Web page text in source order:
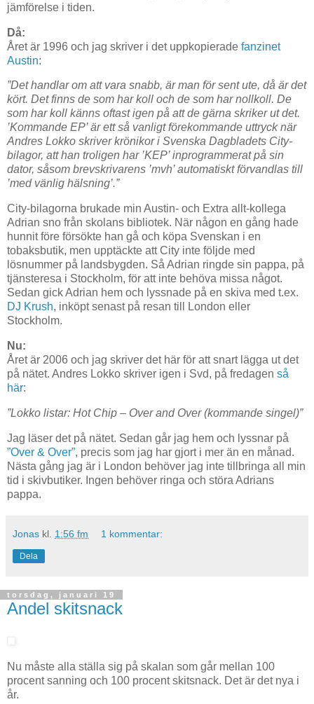
jämförelse i tiden.
Då:
Året är 1996 och jag skriver i det uppkopierade fanzinet
Austin:
”Det handlar om att vara snabb, är man för sent ute, då är det
kört. Det finns de som har koll och de som har nollkoll. De
som har koll känns oftast igen på att de gärna skriker ut det.
’Kommande EP’ är ett så vanligt förekommande uttryck när
Andres Lokko skriver krönikor i Svenska Dagbladets City-
bilagor, att han troligen har ’KEP’ inprogrammerat på sin
dator, såsom brevskrivarens ’mvh’ automatiskt förvandlas till
’med vänlig hälsning’.”
City-bilagorna brukade min Austin- och Extra allt-kollega
Adrian sno från skolans bibliotek. När någon en gång hade
hunnit före försökte han gå och köpa Svenskan i en
tobaksbutik, men upptäckte att City inte följde med
lösnummer på landsbygden. Så Adrian ringde sin pappa, på
tjänsteresa i Stockholm, för att inte behöva missa något.
Sedan gick Adrian hem och lyssnade på en skiva med t.ex.
DJ Krush, inköpt senast på resan till London eller
Stockholm.
Nu:
Året är 2006 och jag skriver det här för att snart lägga ut det
på nätet. Andres Lokko skriver igen i Svd, på fredagen så
här:
”Lokko listar: Hot Chip – Over and Over (kommande singel)”
Jag läser det på nätet. Sedan går jag hem och lyssnar på
”Over & Over”, precis som jag har gjort i mer än en månad.
Nästa gång jag är i London behöver jag inte tillbringa all min
tid i skivbutiker. Ingen behöver ringa och störa Adrians
pappa.
Jonas kl. 1:56 fm 1 kommentar:
Dela
torsdag, januari 19
Andel skitsnack
Nu måste alla ställa sig på skalan som går mellan 100
procent sanning och 100 procent skitsnack. Det är det nya i
år.